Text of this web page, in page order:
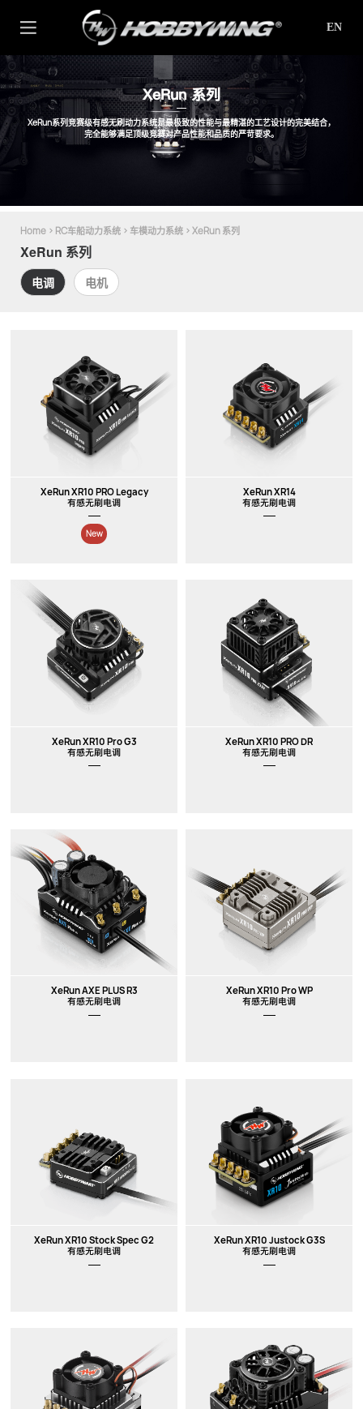
EN
XeRun 系列
XeRun系列竞赛级有感无刷动力系统是最极致的性能与最精湛的工艺设计的完美结合，
完全能够满足顶级竞赛对产品性能和品质的严苛要求。
Home > RC车船动力系统 > 车模动力系统 > XeRun 系列
XeRun 系列
电调 电机
XeRun XR10 PRO Legacy
有感无刷电调
New
XeRun XR14
有感无刷电调
XeRun XR10 Pro G3
有感无刷电调
XeRun XR10 PRO DR
有感无刷电调
XeRun AXE PLUS R3
有感无刷电调
XeRun XR10 Pro WP
有感无刷电调
XeRun XR10 Stock Spec G2
有感无刷电调
XeRun XR10 Justock G3S
有感无刷电调